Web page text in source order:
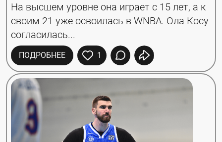
На высшем уровне она играет с 15 лет, а к
своим 21 уже освоилась в WNBA. Ола Косу
согласилась...
ПОДРОБНЕЕ 1